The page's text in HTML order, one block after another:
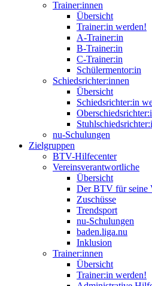
Trainer:innen
Übersicht
Trainer:in werden!
A-Trainer:in
B-Trainer:in
C-Trainer:in
Schülermentor:in
Schiedsrichter:innen
Übersicht
Schiedsrichter:in
nu-Schulungen
Zielgruppen
BTV-Hilfecenter
Vereinsverantwortliche
Übersicht
Der BTV für seine
Zuschüsse
Trendsport
nu-Schulungen
baden.liga.nu
Inklusion
Trainer:innen
Übersicht
Trainer:in werden!